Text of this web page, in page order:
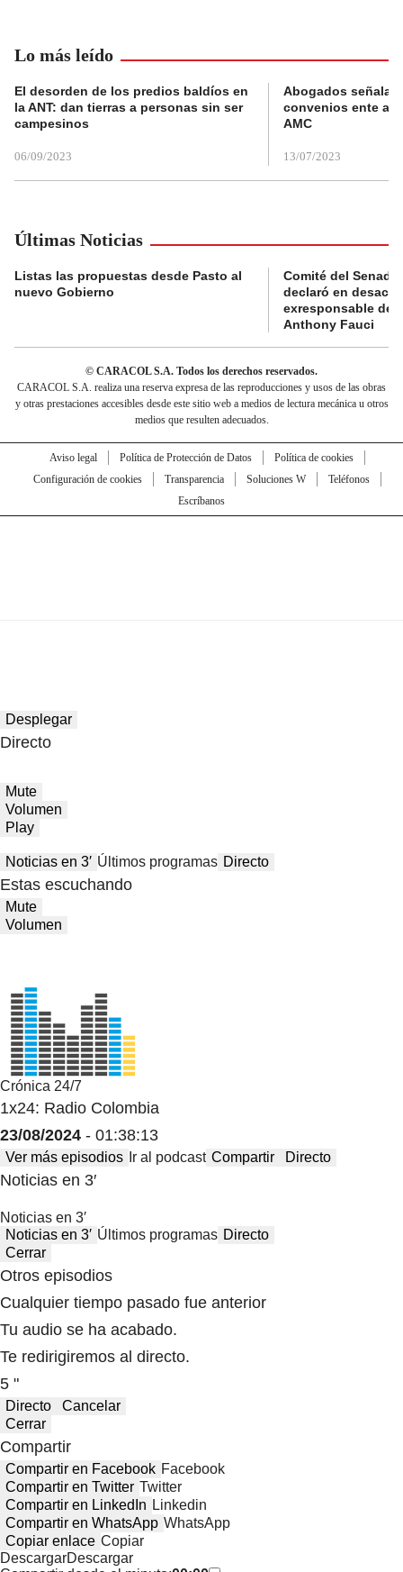
Lo más leído
El desorden de los predios baldíos en
la ANT: dan tierras a personas sin ser
campesinos
06/09/2023
Abogados
convenios ente
AMC
13/07/2023
Últimas Noticias
Listas las propuestas desde Pasto al
nuevo Gobierno
Comité del Senado
declaró en
exresponsable de
Anthony Fauci
© CARACOL S.A. Todos los derechos reservados.
CARACOL S.A. realiza una reserva expresa de las reproducciones y usos de las obras
y otras prestaciones accesibles desde este sitio web a medios de lectura mecánica u otros
medios que resulten adecuados.
Aviso legal Política de Protección de Datos
Política de cookies
Configuración de cookies
Transparencia Soluciones W
Teléfonos
Escríbanos
Desplegar
Directo
Mute
Volumen
Play
Noticias en 3′ Últimos programas Directo
Estas escuchando
Mute
Volumen
Crónica 24/7
1x24: Radio Colombia
23/08/2024 - 01:38:13
Ver más episodios Ir al podcast Compartir Directo
Noticias en 3′
Noticias en 3′
Noticias en 3′ Últimos programas Directo
Cerrar
Otros episodios
Cualquier tiempo pasado fue anterior
Tu audio se ha acabado.
Te redirigiremos al directo.
5 "
Directo
Cancelar
Cerrar
Compartir
Compartir en Facebook Facebook
Compartir en Twitter Twitter
Compartir en LinkedIn Linkedin
Compartir en WhatsApp WhatsApp
Copiar enlace Copiar
DescargarDescargar